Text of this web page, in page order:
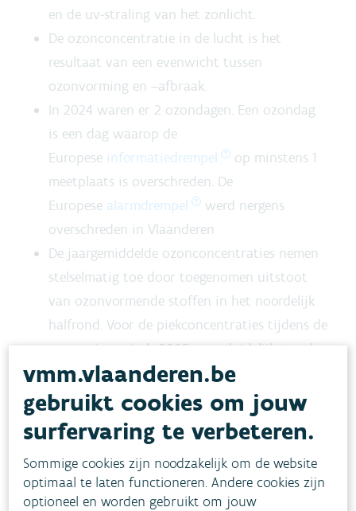
en de uv-straling van het zonlicht.
De ozonconcentratie in de lucht is het
resultaat van een evenwicht tussen
ozonvorming en –afbraak.
In 2024 waren er 2 ozondagen. Een ozondag
is een dag waarop de
Europese informatiedrempel
op minstens 1
meetplaats is overschreden. De
Europese alarmdrempel
werd nergens
overschreden in Vlaanderen
De jaargemiddelde ozonconcentraties nemen
stelselmatig toe door toegenomen uitstoot
van ozonvormende stoffen in het noordelijk
halfrond. Voor de piekconcentraties tijdens de
zomers is er sinds 2005 geen duidelijk trend
waarneembaar.
Gezondheidseffect
Doelstellingen
vmm.vlaanderen.be
gebruikt cookies om jouw
surfervaring te verbeteren.
Sommige cookies zijn noodzakelijk om de website
optimaal te laten functioneren. Andere cookies zijn
optioneel en worden gebruikt om jouw